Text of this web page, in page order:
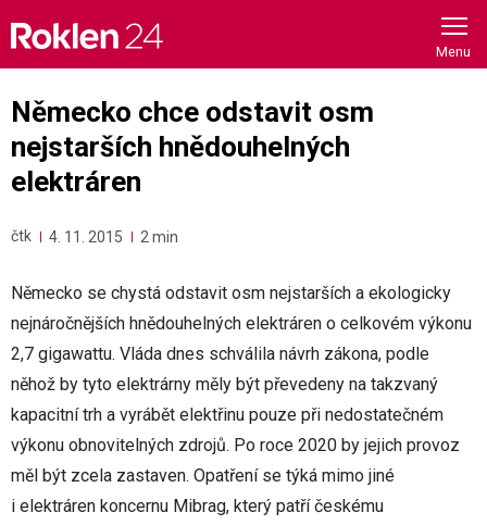
content
Německo chce odstavit osm
nejstarších hnědouhelných
elektráren
čtk 4. 11. 2015 2 min
Německo se chystá odstavit osm nejstarších a ekologicky
nejnáročnějších hnědouhelných elektráren o celkovém výkonu
2,7 gigawattu. Vláda dnes schválila návrh zákona, podle
něhož by tyto elektrárny měly být převedeny na takzvaný
kapacitní trh a vyrábět elektřinu pouze při nedostatečném
výkonu obnovitelných zdrojů. Po roce 2020 by jejich provoz
měl být zcela zastaven. Opatření se týká mimo jiné
i elektráren koncernu Mibrag, který patří českému